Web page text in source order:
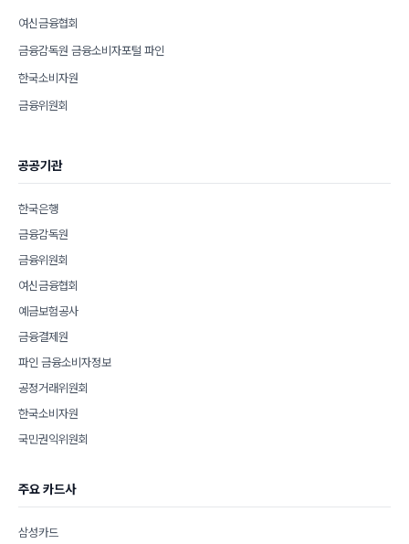
여신금융협회
금융감독원 금융소비자포털 파인
한국소비자원
금융위원회
공공기관
한국은행
금융감독원
금융위원회
여신금융협회
예금보험공사
금융결제원
파인 금융소비자정보
공정거래위원회
한국소비자원
국민권익위원회
주요 카드사
삼성카드